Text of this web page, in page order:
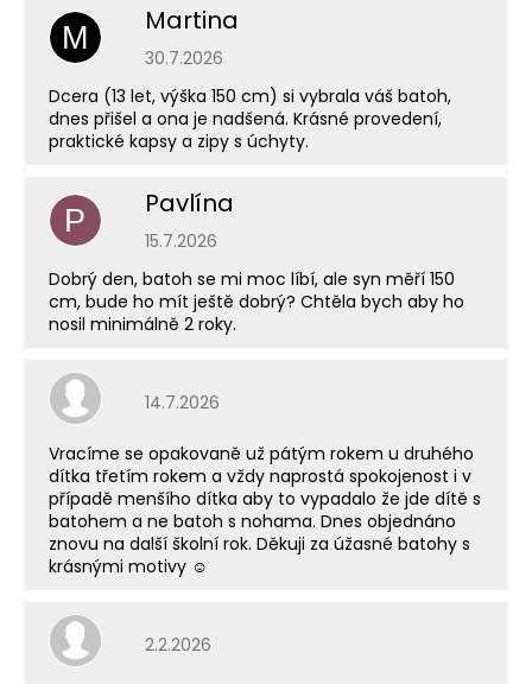
M Martina
Hodnocení obchodu je 5 z 5 hvězdiček.
30.7.2026
Dcera (13 let, výška 150 cm) si vybrala váš batoh,
dnes přišel a ona je nadšená. Krásné provedení,
praktické kapsy a zipy s úchyty.
P Pavlína
Hodnocení obchodu je 5 z 5 hvězdiček.
15.7.2026
Dobrý den, batoh se mi moc líbí, ale syn měří 150
cm, bude ho mít ještě dobrý? Chtěla bych aby ho
nosil minimálně 2 roky.
Hodnocení obchodu je 5 z 5 hvězdiček.
14.7.2026
Vracíme se opakovaně už pátým rokem u druhého
dítka třetím rokem a vždy naprostá spokojenost i v
případě menšího dítka aby to vypadalo že jde dítě s
batohem a ne batoh s nohama. Dnes objednáno
znovu na další školní rok. Děkuji za úžasné batohy s
krásnými motivy ☺️
Hodnocení obchodu je 5 z 5 hvězdiček.
2.2.2026